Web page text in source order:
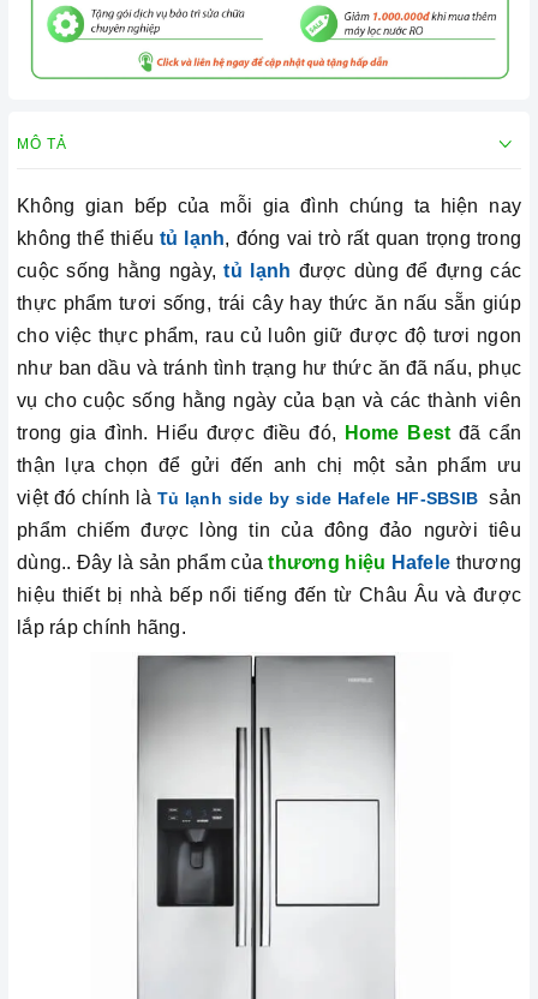
MÔ TẢ
Không gian bếp của mỗi gia đình chúng ta hiện nay
không thể thiếutủ lạnh, đóng vai trò rất quan trọng trong
cuộc sống hằng ngày,tủ lạnh được dùng để đựng các
thực phẩm tươi sống, trái cây hay thức ăn nấu sẵn giúp
cho việc thực phẩm, rau củ luôn giữ được độ tươi ngon
như ban dầu và tránh tình trạng hư thức ăn đã nấu, phục
vụ cho cuộc sống hằng ngày của bạn và các thành viên
trong gia đình. Hiểu được điều đó,
Home Best đã cẩn
thận lựa chọn để gửi đến anh chị một sản phẩm ưu
việt đó chính là Tủ lạnh side by side Hafele HF-SBSIB sản
phẩm chiếm được lòng tin của đông đảo người tiêu
dùng.. Đây là sản phẩm củathương hiệu Hafele thương
hiệu thiết bị nhà bếp nổi tiếng đến từ Châu Âu và được
lắp ráp chính hãng.